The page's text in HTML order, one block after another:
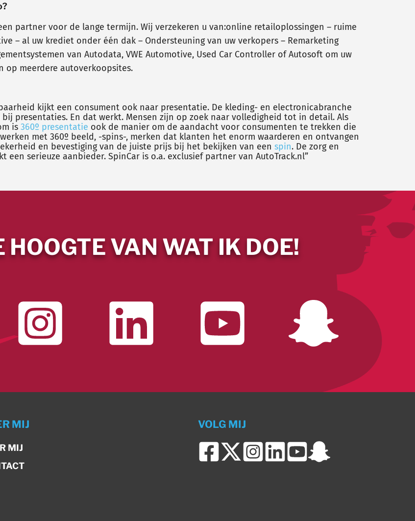
partner voor de lange termijn. Wij verzekeren u van:online retailoplossingen – ruime
– al uw krediet onder één dak – Ondersteuning van uw verkopers – Remarketing
van Autodata, VWE Automotive, Used Car Controller of Autosoft om uw
op meerdere autoverkoopsites.
kijkt een consument ook naar presentatie. De kleding- en electronicabranche
presentaties. En dat werkt. Mensen zijn op zoek naar volledigheid tot in detail. Als
is 360º presentatie ook de manier om de aandacht voor consumenten te trekken die
met 360º beeld, -spins-, merken dat klanten het enorm waarderen en ontvangen
en bevestiging van de juiste prijs bij het bekijken van een spin. De zorg en
een serieuze aanbieder. SpinCar is o.a. exclusief partner van AutoTrack.nl”
HOOGTE VAN WAT IK DOE!
MIJ
MIJ
VOLG MIJ